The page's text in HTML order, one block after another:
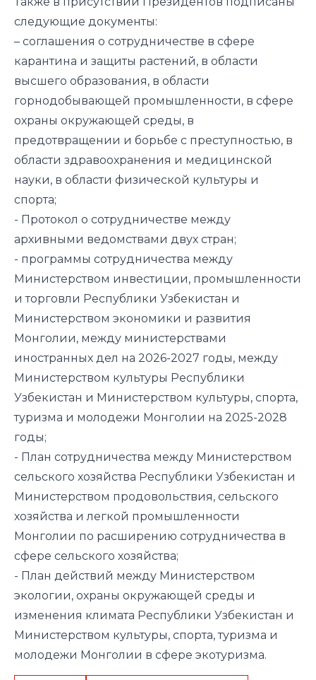
следующие документы:
– соглашения о сотрудничестве в сфере
карантина и защиты растений, в области
высшего образования, в области
горнодобывающей промышленности, в сфере
охраны окружающей среды, в
предотвращении и борьбе с преступностью, в
области здравоохранения и медицинской
науки, в области физической культуры и
спорта;
- Протокол о сотрудничестве между
архивными ведомствами двух стран;
- программы сотрудничества между
Министерством инвестиции, промышленности
и торговли Республики Узбекистан и
Министерством экономики и развития
Монголии, между министерствами
иностранных дел на 2026-2027 годы, между
Министерством культуры Республики
Узбекистан и Министерством культуры, спорта,
туризма и молодежи Монголии на 2025-2028
годы;
- План сотрудничества между Министерством
сельского хозяйства Республики Узбекистан и
Министерством продовольствия, сельского
хозяйства и легкой промышленности
Монголии по расширению сотрудничества в
сфере сельского хозяйства;
- План действий между Министерством
экологии, охраны окружающей среды и
изменения климата Республики Узбекистан и
Министерством культуры, спорта, туризма и
молодежи Монголии в сфере экотуризма.